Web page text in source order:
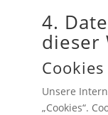
4.
dieser
Cookies
Unsere
„Cookies“.